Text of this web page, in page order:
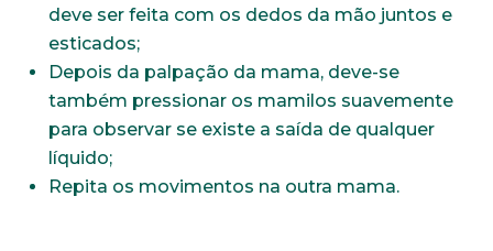
deve ser feita com os dedos da mão juntos e
esticados;
Depois da palpação da mama, deve-se
também pressionar os mamilos suavemente
para observar se existe a saída de qualquer
líquido;
Repita os movimentos na outra mama.